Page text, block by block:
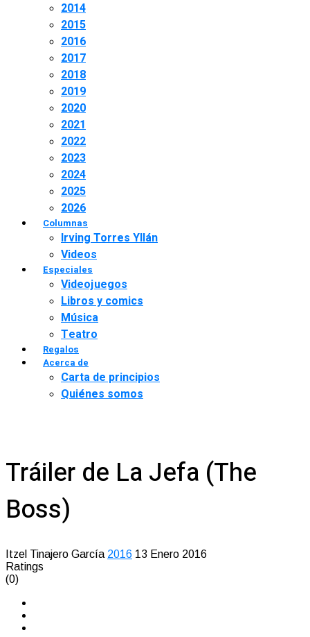
2014
2015
2016
2017
2018
2019
2020
2021
2022
2023
2024
2025
2026
Columnas
Irving Torres Yllán
Videos
Especiales
Videojuegos
Libros y comics
Música
Teatro
Regalos
Acerca de
Carta de principios
Quiénes somos
Tráiler de La Jefa (The
Boss)
Itzel Tinajero García 2016 13 Enero 2016
Ratings
(0)